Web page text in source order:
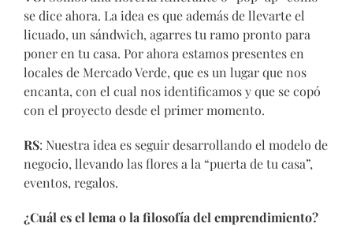
se dice ahora. La idea es que además de llevarte el
licuado, un sándwich, agarres tu ramo pronto para
poner en tu casa. Por ahora estamos presentes en
locales de Mercado Verde, que es un lugar que nos
encanta, con el cual nos identificamos y que se copó
con el proyecto desde el primer momento.
RS: Nuestra idea es seguir desarrollando el modelo de
negocio, llevando las flores a la “puerta de tu casa”,
eventos, regalos.
¿Cuál es el lema o la filosofía del emprendimiento?